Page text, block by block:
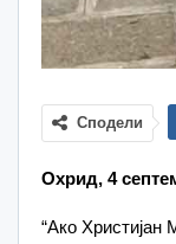
Сподели
Охрид, 4
“Ако Христијан